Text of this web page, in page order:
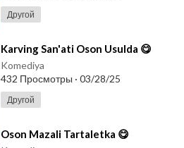
Другой
⁣Karving San'ati Oson Usulda 😋
Komediya
432 Просмотры · 03/28/25
Другой
⁣Oson Mazali Tartaletka 😋